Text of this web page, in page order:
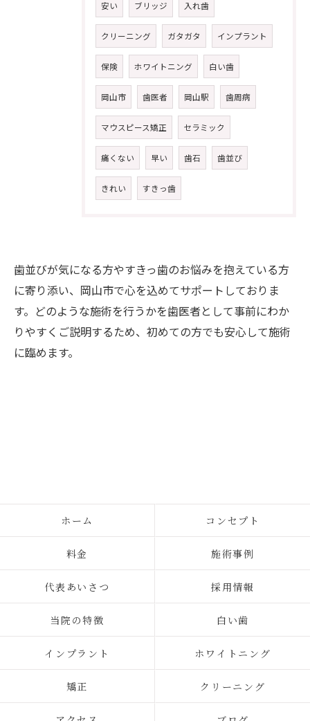
安い ブリッジ 入れ歯
クリーニング ガタガタ インプラント
保険 ホワイトニング 白い歯
岡山市 歯医者 岡山駅 歯周病
マウスピース矯正 セラミック
痛くない 早い 歯石 歯並び
きれい すきっ歯
歯並びが気になる方やすきっ歯のお悩みを抱えている方
に寄り添い、岡山市で心を込めてサポートしておりま
す。どのような施術を行うかを歯医者として事前にわか
りやすくご説明するため、初めての方でも安心して施術
に臨めます。
ホーム コンセプト
料金 施術事例
代表あいさつ 採用情報
当院の特徴 白い歯
インプラント ホワイトニング
矯正 クリーニング